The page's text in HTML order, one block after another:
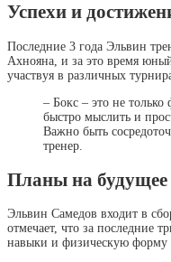
Успехи и
Последние 3 года Эльвин
Ахнояна, и за это время
участвуя в различных
– Бокс – это не
быстро мыслить и
Важно быть
тренер.
Планы на будущее
Эльвин Самедов входит в
отмечает, что за последние
навыки и физическую форму